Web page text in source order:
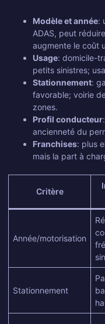
Modèle et année:
ADAS, peut
augmente le coût
Usage: domicile-
petits sinistres;
Stationnement:
favorable; voirie
zones.
Profil conducteur
ancienneté du
Franchises: plus
mais la part à
Critère
Année/motorisation
Stationnement